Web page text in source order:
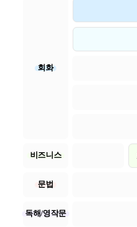
회화
비즈니스
문법
독해/영작문